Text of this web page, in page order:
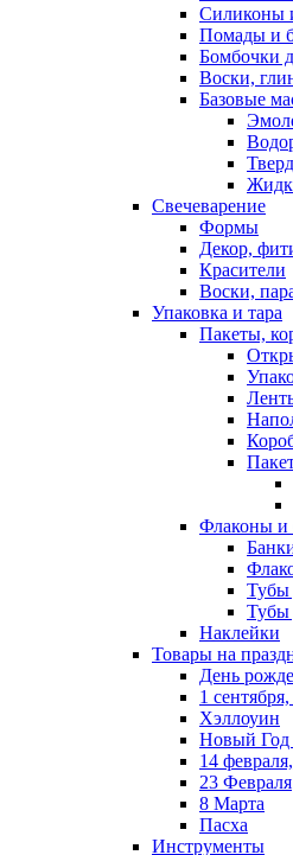
Силиконы
Помады и
Бомбочки
Воски,
Базовые
Свечеварение
Формы
Декор,
Красители
Воски,
Упаковка и тара
Пакеты,
Флаконы и
Тубы
Тубы
Наклейки
Товары на
День
1
Хэллоуин
Новый Год
14
23 Февраля
8 Марта
Пасха
Инструменты